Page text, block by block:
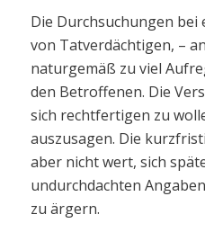
Die Durchsuchungen
von Tatverdächtigen, –
naturgemäß zu viel
den Betroffenen. Die
sich rechtfertigen zu
auszusagen. Die
aber nicht wert, sich
undurchdachten
zu ärgern.